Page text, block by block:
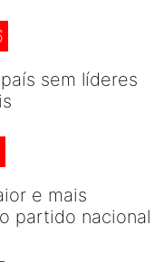
sem líderes
e mais
partido nacional